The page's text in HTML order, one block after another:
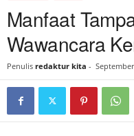
Manfaat
Wawancara
Penulis redaktur kita -